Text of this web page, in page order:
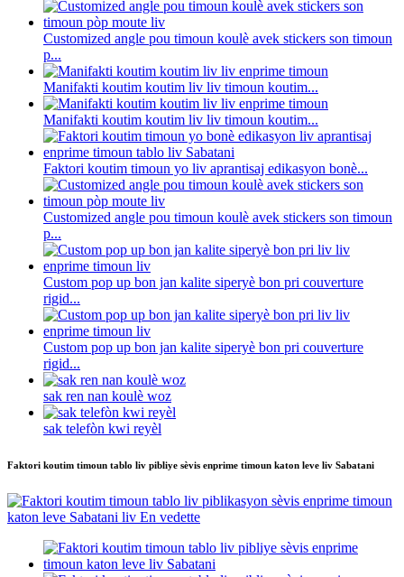
Customized angle pou timoun koulè avek stickers son timoun
p...
Manifakti koutim koutim liv liv timoun koutim...
Manifakti koutim koutim liv liv timoun koutim...
Faktori koutim timoun yo liv aprantisaj edikasyon bonè...
Customized angle pou timoun koulè avek stickers son timoun
p...
Custom pop up bon jan kalite siperyè bon pri couverture
rigid...
Custom pop up bon jan kalite siperyè bon pri couverture
rigid...
sak ren nan koulè woz
sak telefòn kwi reyèl
Faktori koutim timoun tablo liv pibliye sèvis enprime timoun katon leve liv Sabatani